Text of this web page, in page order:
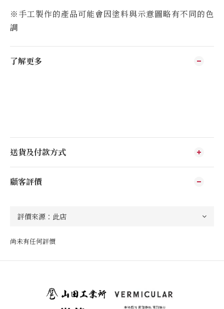
※手工製作的產品可能會因塗料與示意圖略有不同的色
調
了解更多
送貨及付款方式
顧客評價
尚未有任何評價